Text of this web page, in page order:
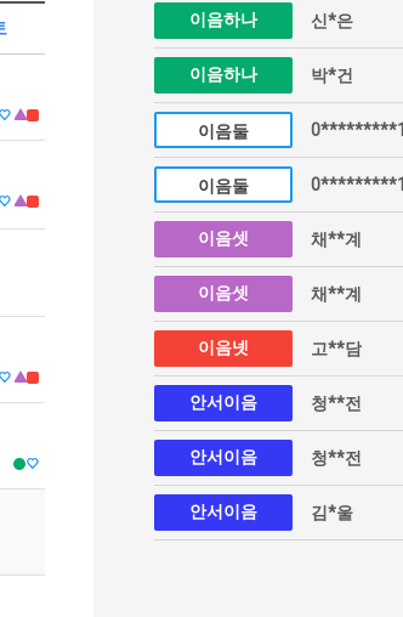
이음하나 신*은
이음하나 박*건
이음둘 0*********1
이음둘 0*********1
이음셋 채**계
이음셋 채**계
이음넷 고**담
안서이음 청**전
안서이음 청**전
안서이음 김*울